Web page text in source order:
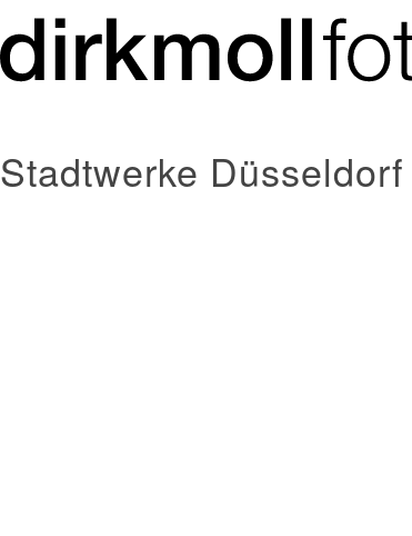
Stadtwerke